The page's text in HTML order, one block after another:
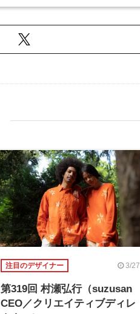
注目のデザイナー 3/27
第319回 村瀬弘行（suzusan
CEO／クリエイティブディレ